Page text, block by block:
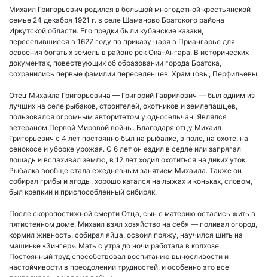
Михаил Григорьевич родился в большой многодетной крестьянской
семье 24 декабря 1921 г. в селе Шаманово Братского района
Иркутской области. Его предки были кубанские казаки,
переселившиеся в 1627 году по приказу царя в Приангарье для
освоения богатых земель в районе рек Ока-Ангара. В исторических
документах, повествующих об образовании города Братска,
сохранились первые фамилии переселенцев: Храмцовы, Перфильевы.
Отец Михаила Григорьевича — Григорий Гаврилович — был одним из
лучших на селе рыбаков, строителей, охотников и землепашцев,
пользовался огромным авторитетом у односельчан. Являлся
ветераном Первой Мировой войны. Благодаря отцу Михаил
Григорьевич с 4 лет постоянно был на рыбалке, в поле, на охоте, на
сенокосе и уборке урожая. С 6 лет он ездил в седле или запрягал
лошадь и вспахивал землю, в 12 лет ходил охотиться на диких уток.
Рыбалка вообще стала ежедневным занятием Михаила. Также он
собирал грибы и ягоды, хорошо катался на лыжах и коньках, словом,
был крепкий и приспособленный сибиряк.
После скоропостижной смерти Отца, сын с материю остались жить в
пятистенном доме. Михаил взял хозяйство на себя — поливал огород,
кормил живность, собирал яйца, освоил пряжу, научился шить на
машинке «Зингер». Мать с утра до ночи работала в колхозе.
Постоянный труд способствовал воспитанию выносливости и
настойчивости в преодолении трудностей, и особенно это все